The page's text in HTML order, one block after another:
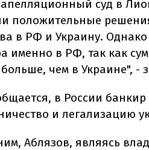
суд в
положительные
в РФ и Украину.
именно в РФ, так как
больше, чем в Украине", -
в России
и легализацию
Аблязов, являясь